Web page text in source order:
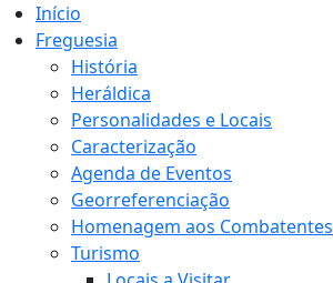
Início
Freguesia
História
Heráldica
Personalidades e Locais
Caracterização
Agenda de Eventos
Georreferenciação
Homenagem aos Combatentes
Turismo